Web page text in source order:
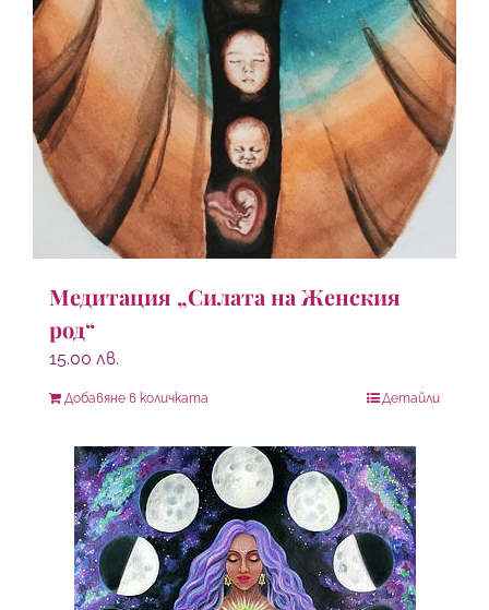
Медитация „Силата на Женския
род“
15.00 лв.
Добавяне в количката Детайли